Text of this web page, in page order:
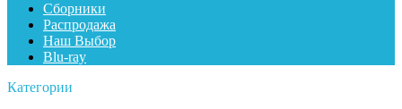
Сборники
Распродажа
Наш Выбор
Blu-ray
Категории